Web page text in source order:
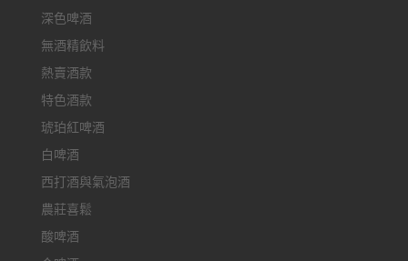
深色啤酒
無酒精飲料
熱賣酒款
特色酒款
琥珀紅啤酒
白啤酒
西打酒與氣泡酒
農莊喜鬆
酸啤酒